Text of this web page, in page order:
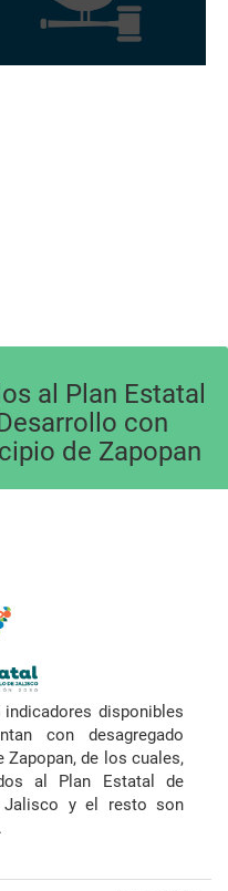
al Plan Estatal
con
de Zapopan
disponibles
con desagregado
de los cuales,
al Plan Estatal de
Jalisco y el resto son